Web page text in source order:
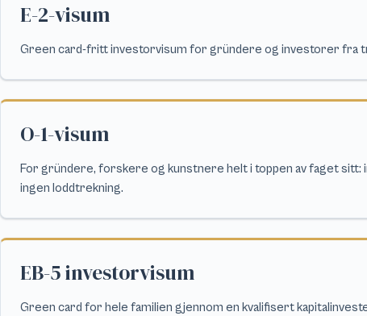
E-2-visum
Green card-fritt investorvisum for gründere og investorer fra
O-1-visum
For gründere, forskere og kunstnere helt i toppen av faget sitt:
ingen loddtrekning.
EB-5 investorvisum
Green card for hele familien gjennom en kvalifisert